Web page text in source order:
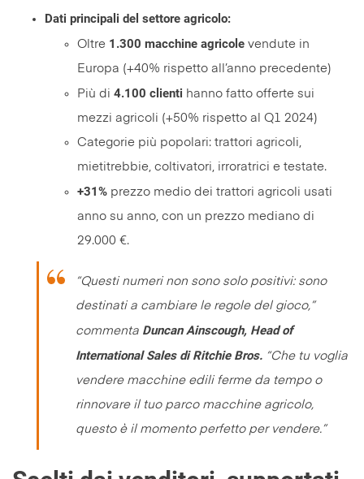
Dati principali del settore agricolo:
Oltre 1.300 macchine agricole vendute in
Europa (+40% rispetto all’anno precedente)
Più di 4.100 clienti hanno fatto offerte sui
mezzi agricoli (+50% rispetto al Q1 2024)
Categorie più popolari: trattori agricoli,
mietitrebbie, coltivatori, irroratrici e testate.
+31% prezzo medio dei trattori agricoli usati
anno su anno, con un prezzo mediano di
29.000 €.
“Questi numeri non sono solo positivi: sono
destinati a cambiare le regole del gioco,”
commenta Duncan Ainscough, Head of
International Sales di Ritchie Bros. “Che tu voglia
vendere macchine edili ferme da tempo o
rinnovare il tuo parco macchine agricolo,
questo è il momento perfetto per vendere.”